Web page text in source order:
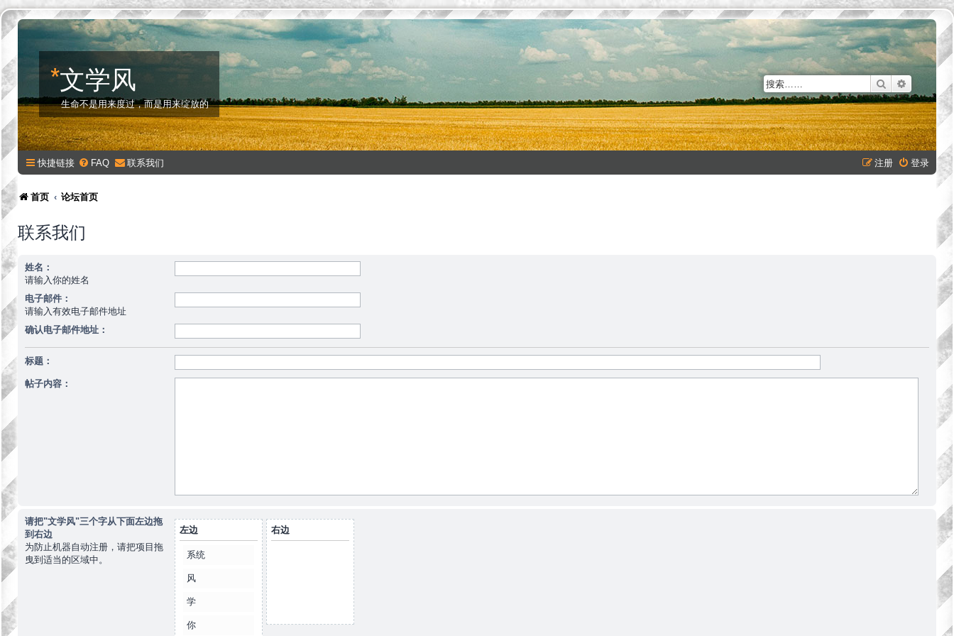
*文学风
生命不是用来度过，而是用来绽放的
搜索
快捷链接 FAQ 联系我们 登录
注册
首页 论坛首页
联系我们
姓名：
请输入你的姓名
电子邮件：
请输入有效电子邮件地址
确认电子邮件地址：
标题：
帖子内容：
请把"文学风"三个字从下面左边拖
到右边
为防止机器自动注册，请把项目拖
曳到适当的区域中。
左边
系统
风
学
你
右边